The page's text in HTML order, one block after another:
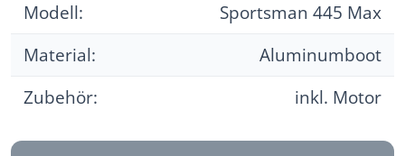
Modell:
Sportsman 445 Max
Material:
Aluminumboot
Zubehör:
inkl. Motor